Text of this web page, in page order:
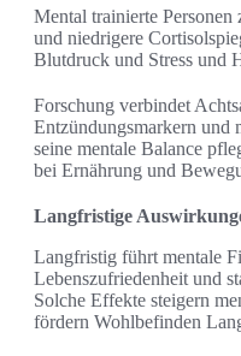
Mental trainierte Personen
und niedrigere
Blutdruck und Stress und
Forschung verbindet
Entzündungsmarkern und
seine mentale Balance
bei Ernährung und
Langfristige
Langfristig führt mentale
Lebenszufriedenheit und
Solche Effekte steigern
fördern Wohlbefinden